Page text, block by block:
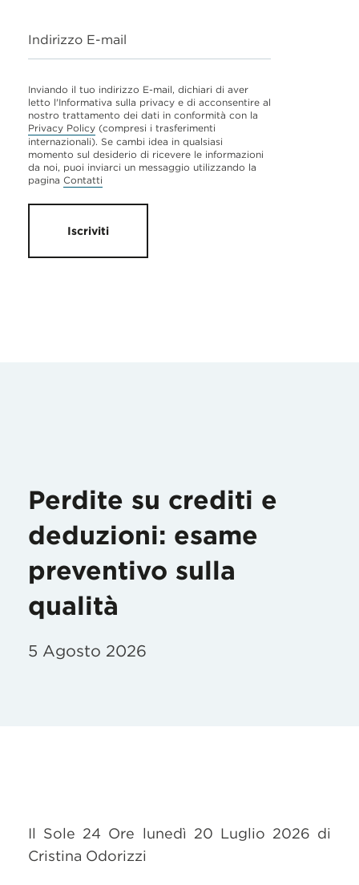
Indirizzo E-mail
Inviando il tuo indirizzo E-mail, dichiari di aver
letto l'Informativa sulla privacy e di acconsentire al
nostro trattamento dei dati in conformità con la
Privacy Policy (compresi i trasferimenti
internazionali). Se cambi idea in qualsiasi
momento sul desiderio di ricevere le informazioni
da noi, puoi inviarci un messaggio utilizzando la
pagina Contatti
Iscriviti
Perdite su crediti e
deduzioni: esame
preventivo sulla
qualità
5 Agosto 2026
Il Sole 24 Ore lunedì 20 Luglio 2026 di
Cristina Odorizzi